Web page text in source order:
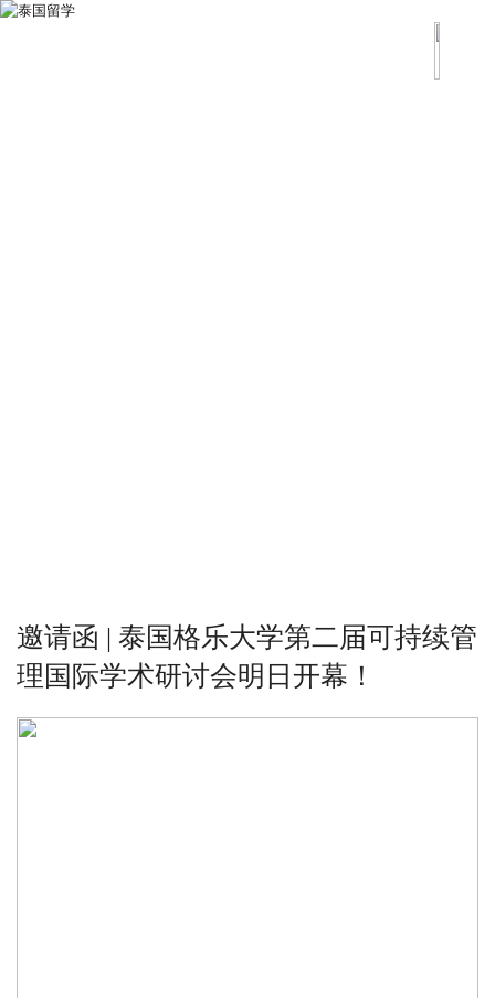
邀请函 | 泰国格乐大学第二届可持续管
理国际学术研讨会明日开幕！